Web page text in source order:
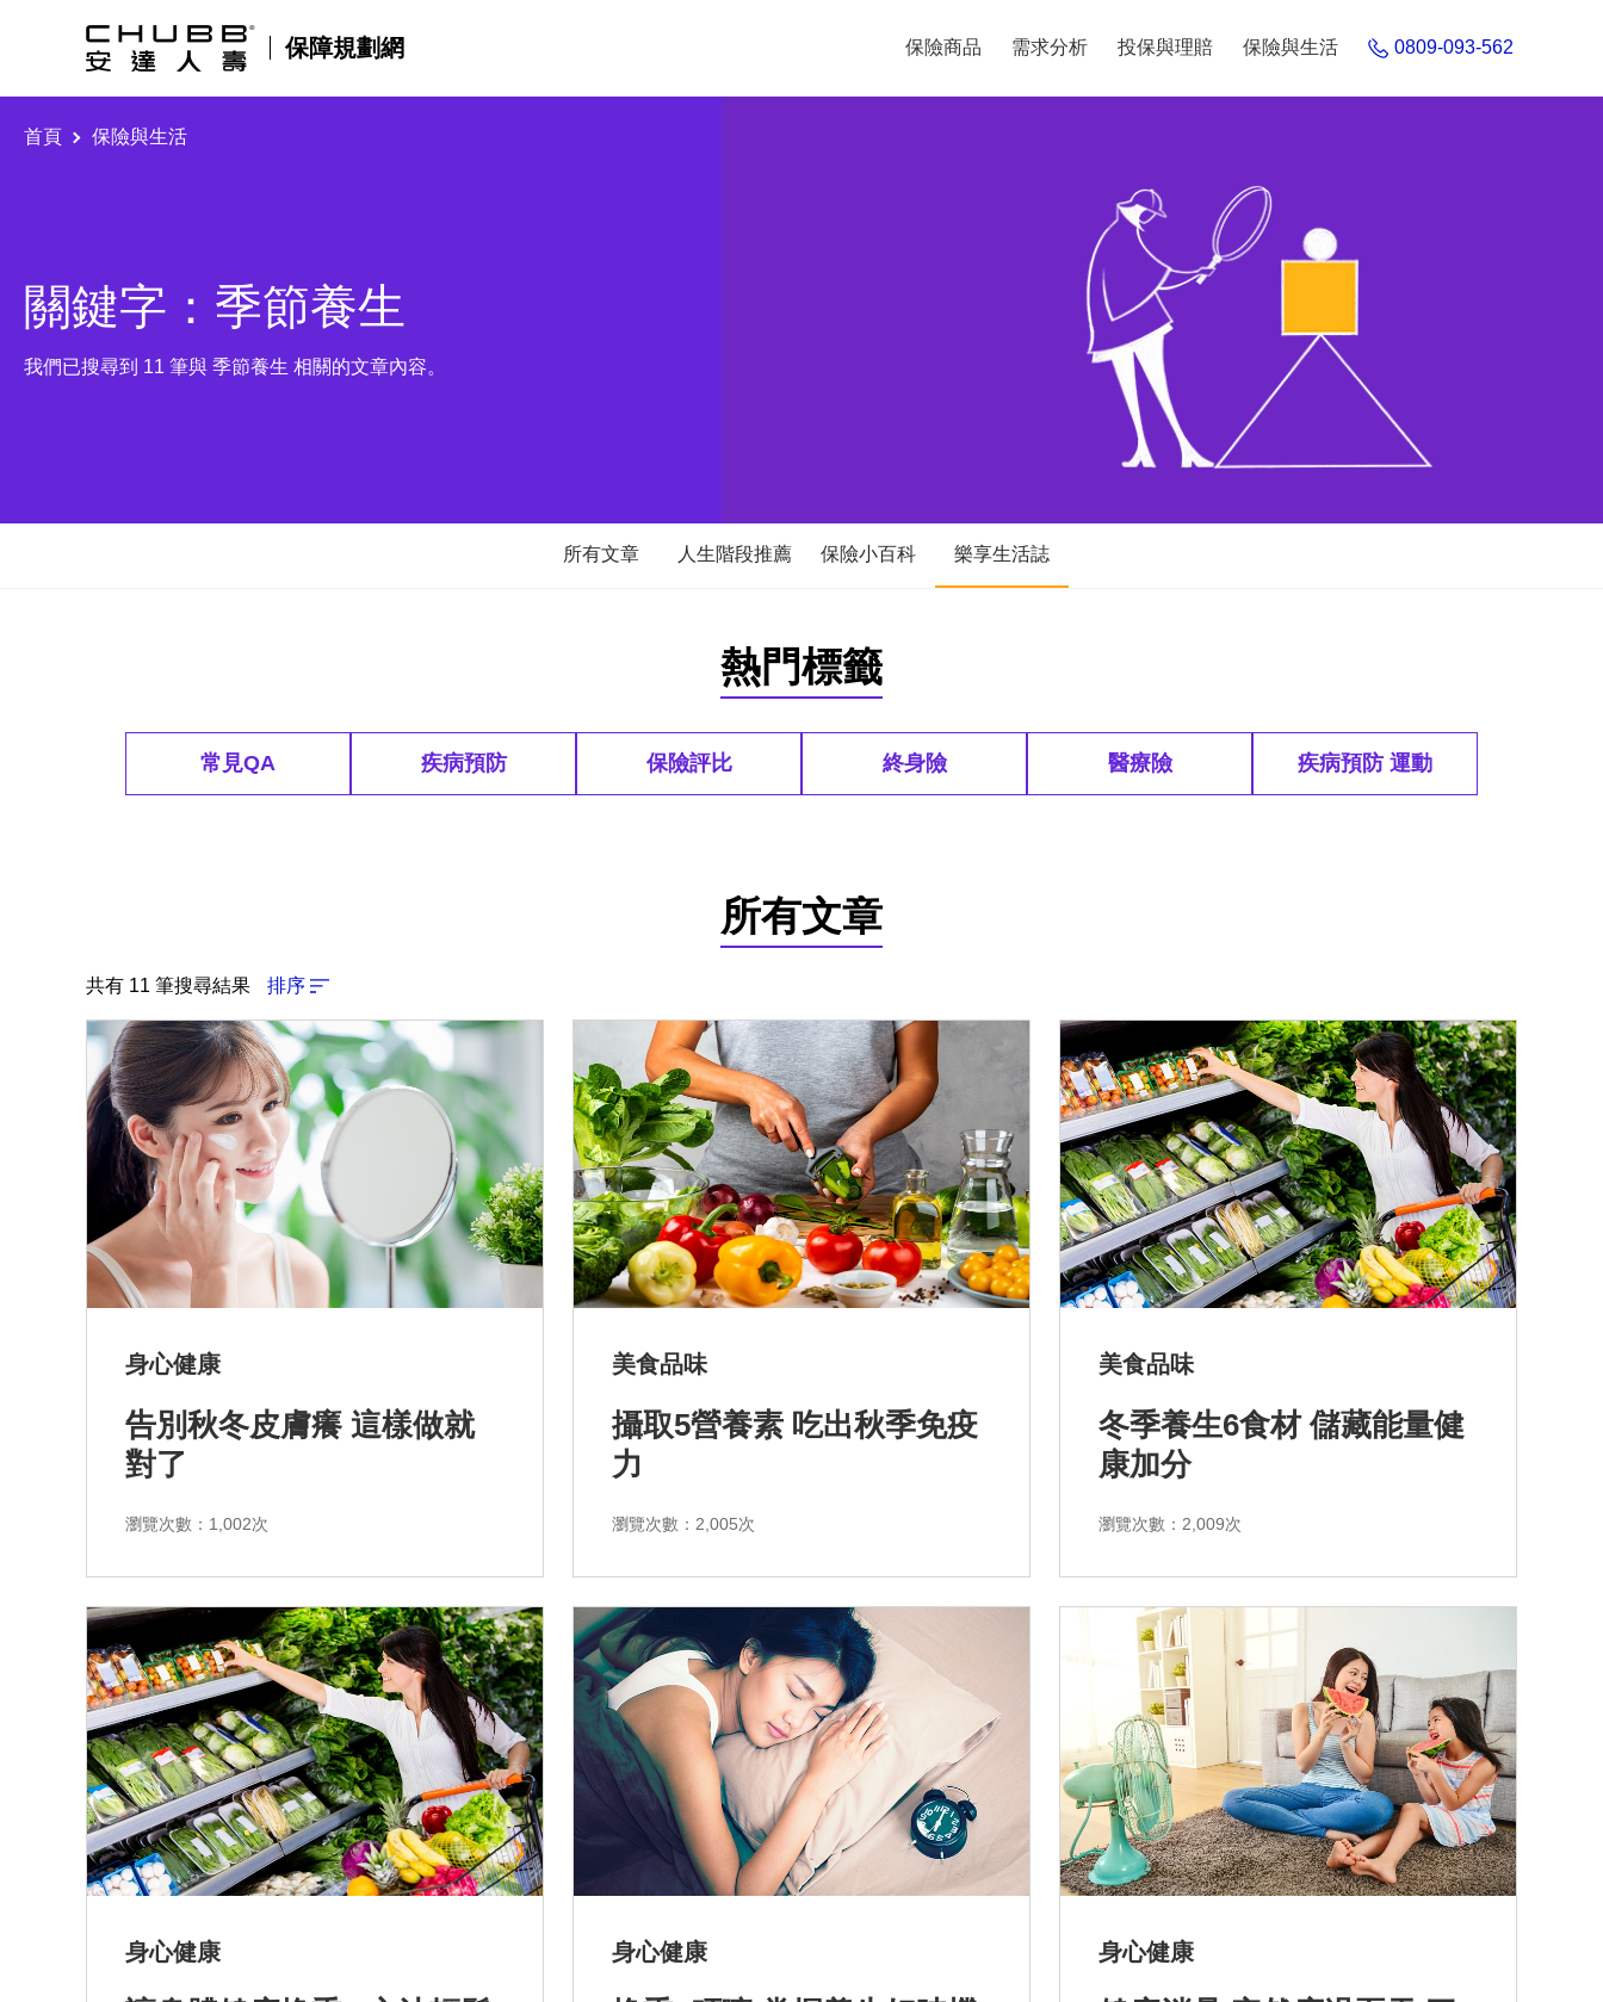
保障規劃網 保險商品 需求分析 投保與理賠 保險與生活 0809-093-562
首頁 保險與生活
關鍵字：季節養生
我們已搜尋到 11 筆與 季節養生 相關的文章內容。
所有文章 人生階段推薦 保險小百科 樂享生活誌
熱門標籤
常見QA 疾病預防 保險評比 終身險 醫療險 疾病預防 運動
所有文章
共有 11 筆搜尋結果 排序
身心健康
告別秋冬皮膚癢 這樣做就
對了
瀏覽次數：1,002次
美食品味
攝取5營養素 吃出秋季免疫
力
瀏覽次數：2,005次
美食品味
冬季養生6食材 儲藏能量健
康加分
瀏覽次數：2,009次
身心健康 身心健康 身心健康
排序
依近一個月熱門度
依上架時間新至舊
依瀏覽人數多至少